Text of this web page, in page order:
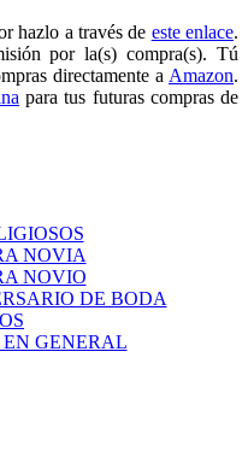
hazlo a través de este enlace.
por la(s) compra(s). Tú
directamente a Amazon.
para tus futuras compras de
NOVIA
NOVIO
DE BODA
GENERAL